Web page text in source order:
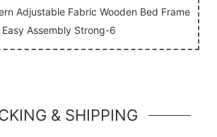
& SHIPPING